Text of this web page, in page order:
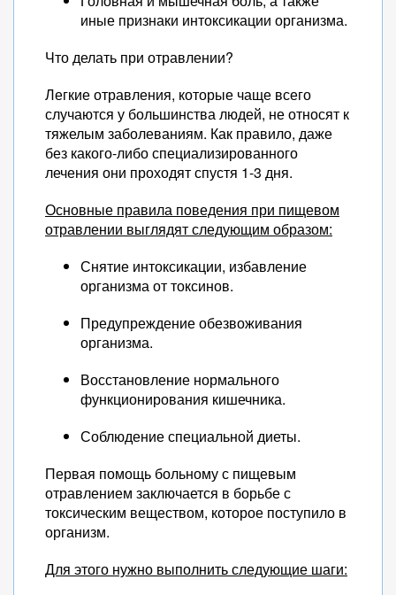
иные признаки интоксикации организма.
Что делать при отравлении?
Легкие отравления, которые чаще всего
случаются у большинства людей, не относят к
тяжелым заболеваниям. Как правило, даже
без какого-либо специализированного
лечения они проходят спустя 1-3 дня.
Основные правила поведения при пищевом
отравлении выглядят следующим образом:
Снятие интоксикации, избавление
организма от токсинов.
Предупреждение обезвоживания
организма.
Восстановление нормального
функционирования кишечника.
Соблюдение специальной диеты.
Первая помощь больному с пищевым
отравлением заключается в борьбе с
токсическим веществом, которое поступило в
организм.
Для этого нужно выполнить следующие шаги: